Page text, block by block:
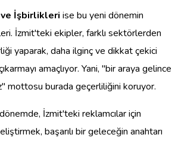
İşbirlikleri ise bu yeni dönemin
İzmit'teki ekipler, farklı sektörlerden
yaparak, daha ilginç ve dikkat çekici
amaçlıyor. Yani, "bir araya gelince
mottosu burada geçerliliğini koruyor.
İzmit'teki reklamcılar için
başarılı bir geleceğin anahtarı